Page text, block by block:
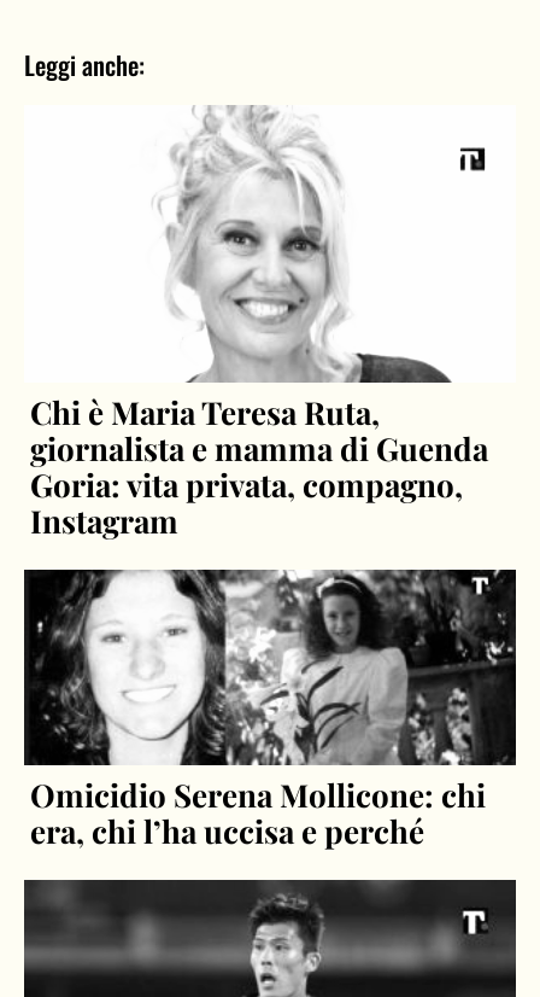
Leggi anche:
Chi è Maria Teresa Ruta,
giornalista e mamma di Guenda
Goria: vita privata, compagno,
Instagram
Omicidio Serena Mollicone: chi
era, chi l’ha uccisa e perché